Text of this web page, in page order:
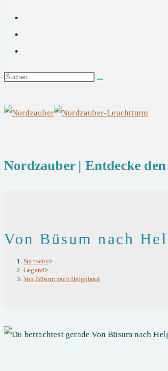
Nordzauber | Entdecke
Von Büsum nach
Startseite>
Gegend>
Von Büsum nach Helgoland